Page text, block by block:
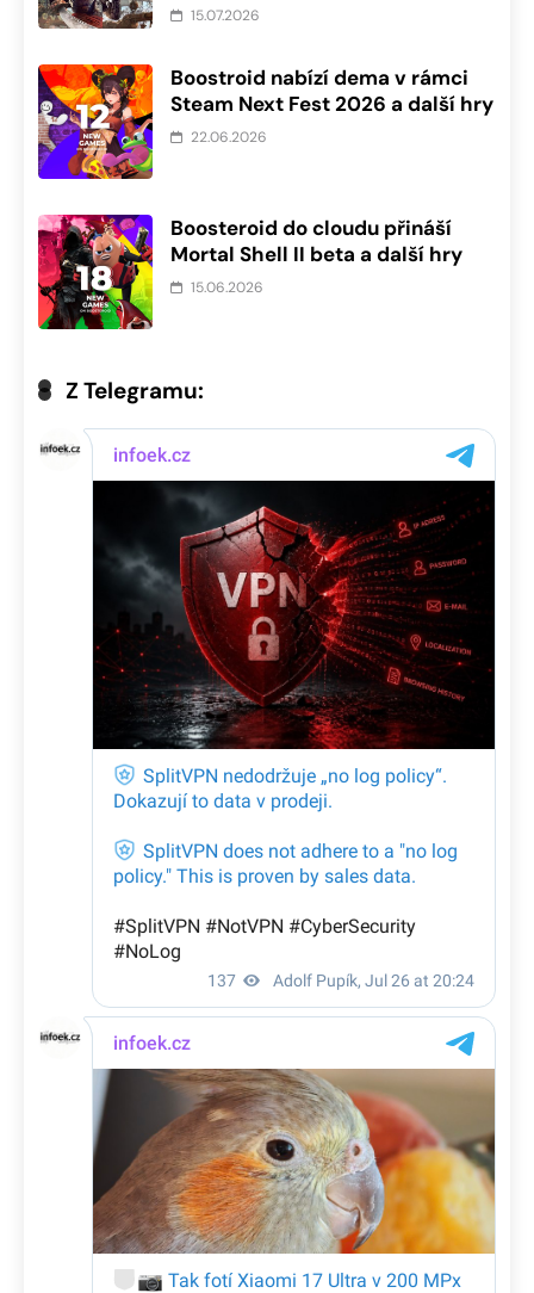
15.07.2026
Boostroid nabízí dema v rámci
Steam Next Fest 2026 a další hry
22.06.2026
Boosteroid do cloudu přináší
Mortal Shell II beta a další hry
15.06.2026
Z Telegramu: